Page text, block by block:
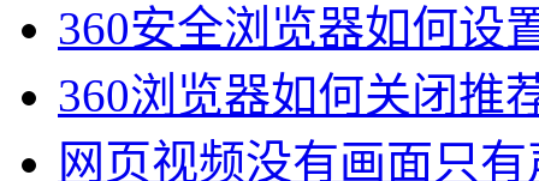
360安全浏览器如何设
360浏览器如何关闭推
网页视频没有画面只